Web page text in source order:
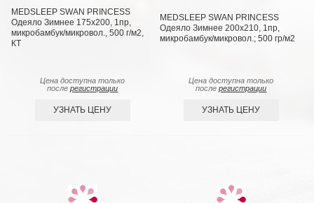
MEDSLEEP SWAN PRINCESS
Одеяло Зимнее 175х200, 1пр,
микробамбук/микровол., 500 г/м2,
КТ
Цена доступна только
послерегистрации
УЗНАТЬ ЦЕНУ
MEDSLEEP SWAN PRINCESS
Одеяло Зимнее 200х210, 1пр,
микробамбук/микровол.; 500 гр/м2
Цена доступна только
послерегистрации
УЗНАТЬ ЦЕНУ